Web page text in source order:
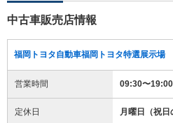
中古車販売店情報
福岡トヨタ自動車福岡トヨタ特選展示場
営業時間 09:30〜
定休日 月曜日（祝日